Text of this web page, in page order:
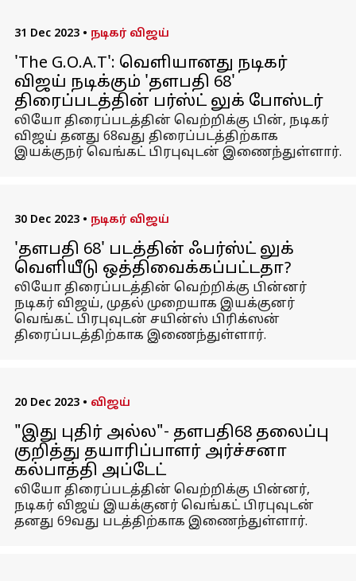
31 Dec 2023 • நடிகர் விஜய்
'The G.O.A.T': வெளியானது நடிகர்
விஜய் நடிக்கும் 'தளபதி 68'
திரைப்படத்தின் பர்ஸ்ட் லுக் போஸ்டர்
லியோ திரைப்படத்தின் வெற்றிக்கு பின், நடிகர்
விஜய் தனது 68வது திரைப்படத்திற்காக
இயக்குநர் வெங்கட் பிரபுவுடன் இணைந்துள்ளார்.
30 Dec 2023 • நடிகர் விஜய்
'தளபதி 68' படத்தின் ஃபர்ஸ்ட் லுக்
வெளியீடு ஒத்திவைக்கப்பட்டதா?
லியோ திரைப்படத்தின் வெற்றிக்கு பின்னர்
நடிகர் விஜய், முதல் முறையாக இயக்குனர்
வெங்கட் பிரபுவுடன் சயின்ஸ் பிரிக்ஸன்
திரைப்படத்திற்காக இணைந்துள்ளார்.
20 Dec 2023 • விஜய்
"இது புதிர் அல்ல"- தளபதி68 தலைப்பு
குறித்து தயாரிப்பாளர் அர்ச்சனா
கல்பாத்தி அப்டேட்
லியோ திரைப்படத்தின் வெற்றிக்கு பின்னர்,
நடிகர் விஜய் இயக்குனர் வெங்கட் பிரபுவுடன்
தனது 69வது படத்திற்காக இணைந்துள்ளார்.